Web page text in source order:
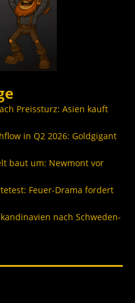
Preissturz: Asien kauft
in Q2 2026: Goldgigant
baut um: Newmont vor
Feuer-Drama fordert
nach Schweden-